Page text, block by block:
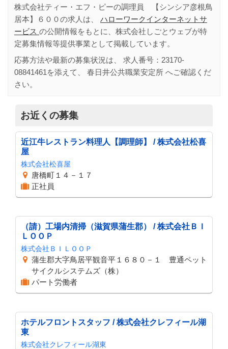
株式会社ティー・エフ・ピーの調理員 【シンシア彦根鳥
居本】６００の求人は、 ハローワークインターネットサ
ービス の公開情報をもとに、株式会社しごとウェブが特
定募集情報等提供事業として掲載しています。
応募方法や最新の募集状況は、 求人番号： 23170-
08841461 を添えて、 春日井公共職業安定所 へご確認くだ
さい。
お近くの募集
近江牛レストラン料理人【調理師】 / 株式会社松喜
屋
株式会社松喜屋
唐橋町１４－１７
正社員
（請）工場内清掃（滋賀県蒲生郡） / 株式会社ＢＩ
ＬＯＯＰ
株式会社ＢＩＬＯＯＰ
蒲生郡大字鳥居平観音平１６８０－１ 豊通ペット
サイクルシステムズ（株）
パート労働者
ホテルフロントスタッフ / 株式会社クレフィール湖
東
株式会社クレフィール湖東